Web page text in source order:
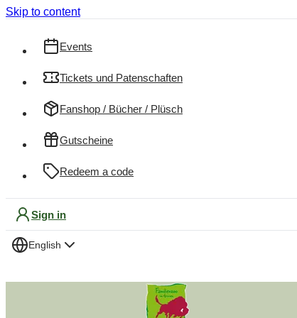
Skip to content
Events
Tickets und Patenschaften
Fanshop / Bücher / Plüsch
Gutscheine
Redeem a code
Sign in
English